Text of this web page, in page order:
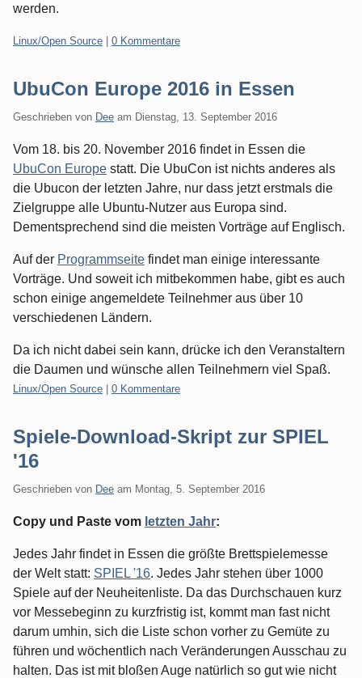
werden.
Kategorien:
Linux/Open Source 0 Kommentare
UbuCon Europe 2016 in Essen
Geschrieben von Dee am Dienstag, 13. September 2016
Vom 18. bis 20. November 2016 findet in Essen die
UbuCon Europe statt. Die UbuCon ist nichts anderes als
die Ubucon der letzten Jahre, nur dass jetzt erstmals die
Zielgruppe alle Ubuntu-Nutzer aus Europa sind.
Dementsprechend sind die meisten Vorträge auf Englisch.
Auf der Programmseite findet man einige interessante
Vorträge. Und soweit ich mitbekommen habe, gibt es auch
schon einige angemeldete Teilnehmer aus über 10
verschiedenen Ländern.
Da ich nicht dabei sein kann, drücke ich den Veranstaltern
die Daumen und wünsche allen Teilnehmern viel Spaß.
Kategorien:
Linux/Open Source 0 Kommentare
Spiele-Download-Skript zur SPIEL
'16
Geschrieben von Dee am Montag, 5. September 2016
Copy und Paste vom letzten Jahr:
Jedes Jahr findet in Essen die größte Brettspielemesse
der Welt statt: SPIEL '16. Jedes Jahr stehen über 1000
Spiele auf der Neuheitenliste. Da das Durchschauen kurz
vor Messebeginn zu kurzfristig ist, kommt man fast nicht
darum umhin, sich die Liste schon vorher zu Gemüte zu
führen und wöchentlich nach Veränderungen Ausschau zu
halten. Das ist mit bloßen Auge natürlich so gut wie nicht